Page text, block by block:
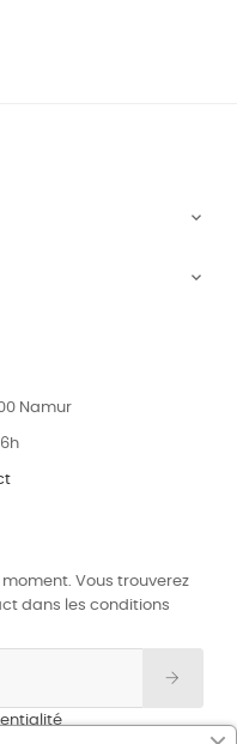


Namur
Vous trouverez
dans les conditions